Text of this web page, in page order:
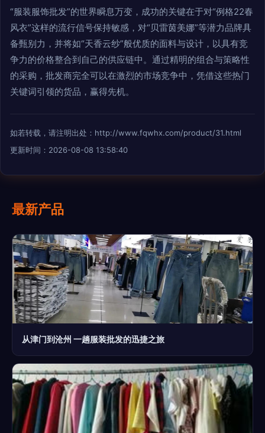
“服装服饰批发”的世界瞬息万变，成功的关键在于对“例格22春
风衣”这样的流行信号保持敏感，对“贝雷茵美娜”等潜力品牌具
备甄别力，并将如“天香云纱”般优质的面料与设计，以具有竞
争力的价格整合到自己的供应链中。通过精明的组合与策略性
的采购，批发商完全可以在激烈的市场竞争中，凭借这些热门
关键词引领的货品，赢得先机。
如若转载，请注明出处：http://www.fqwhx.com/product/31.html
更新时间：2026-08-08 13:58:40
最新产品
从津门到沧州 一趟服装批发的迅捷之旅